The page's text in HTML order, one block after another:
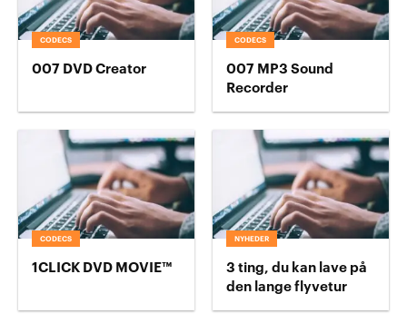
CODECS
007 DVD Creator
CODECS
007 MP3 Sound
Recorder
CODECS
1CLICK DVD MOVIE™
NYHEDER
3 ting, du kan lave på
den lange flyvetur